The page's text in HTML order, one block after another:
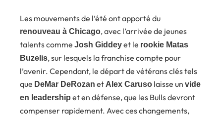
Les mouvements de l’été ont apporté du
renouveau à Chicago, avec l’arrivée de jeunes
talents comme Josh Giddeyet le rookie Matas
Buzelis, sur lesquels la franchise compte pour
l’avenir. Cependant, le départ de vétérans clés tels
que DeMar DeRozan et Alex Caruso laisse un vide
en leadership et en défense, que les Bulls devront
compenser rapidement. Avec ces changements,